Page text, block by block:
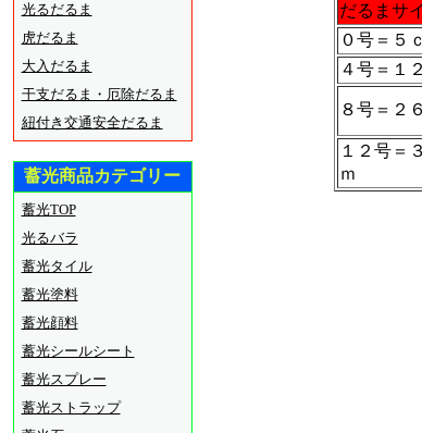
光るだるま
虎だるま
大入だるま
干支だるま・厄除だるま
紐付き交通安全だるま
蓄光商品カテゴリー
蓄光TOP
光るバラ
蓄光タイル
蓄光塗料
蓄光顔料
蓄光シールシート
蓄光スプレー
蓄光ストラップ
だるまサ
０号＝５
４号＝１
８号＝２
１２号＝
ｍ